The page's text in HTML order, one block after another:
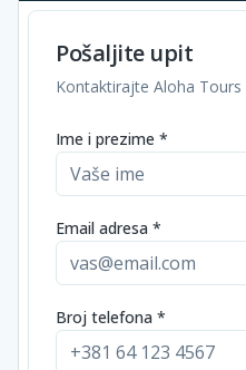
Pošaljite upit
Kontaktirajte Aloha
Ime i prezime *
Email adresa *
Broj telefona *